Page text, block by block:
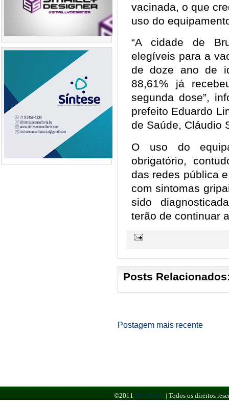
vacinada, o que
uso do
“A cidade de
elegíveis para a
de doze ano de
88,61% já
segunda dose”,
prefeito Eduardo
de Saúde, Cláudio
O uso do
obrigatório,
das redes pública
com sintomas
sido
terão de continuar
Posts
Postagem mais recente
©2011 BR NEWS | Todos os direitos